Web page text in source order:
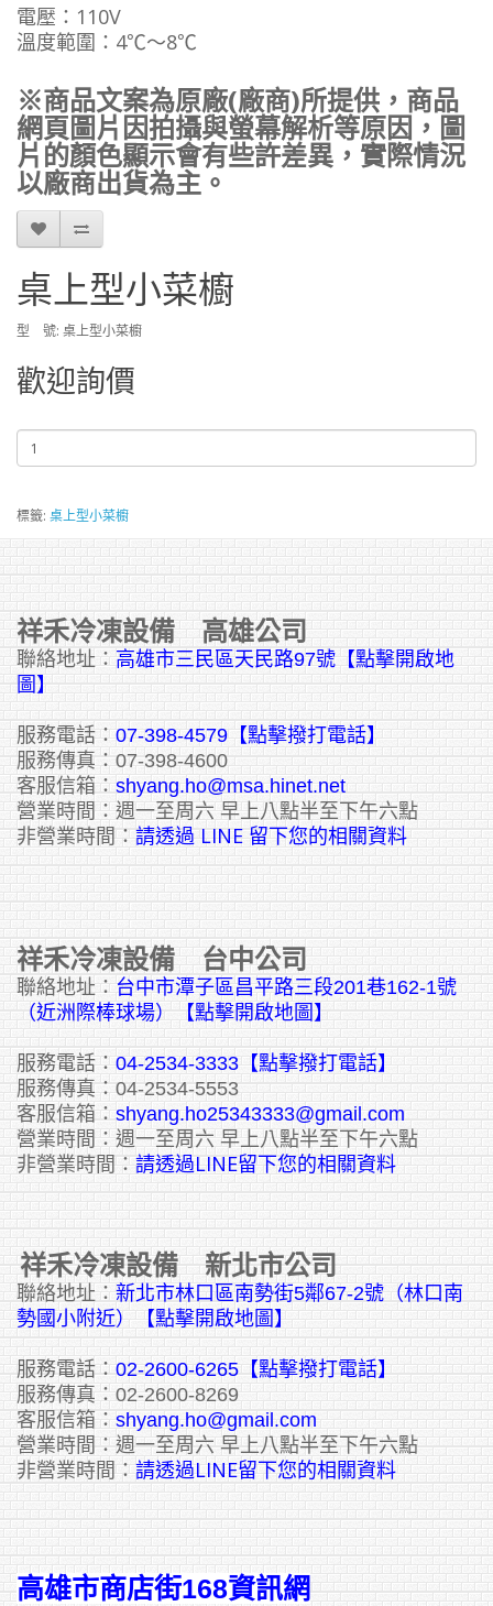
電壓：110V
溫度範圍：4℃～8℃
※商品文案為原廠(廠商)所提供，商品
網頁圖片因拍攝與螢幕解析等原因，圖
片的顏色顯示會有些許差異，實際情況
以廠商出貨為主。
桌上型小菜櫥
型 號: 桌上型小菜櫥
歡迎詢價
標籤: 桌上型小菜櫥
祥禾冷凍設備 高雄公司
聯絡地址： 高雄市三民區天民路97號【點擊開啟地
圖】
服務電話： 07-398-4579【點擊撥打電話】
服務傳真：07-398-4600
客服信箱： shyang.ho@msa.hinet.net
營業時間：週一至周六 早上八點半至下午六點
非營業時間： 請透過 LINE 留下您的相關資料
祥禾冷凍設備 台中公司
聯絡地址： 台中市潭子區昌平路三段201巷162-1號
（近洲際棒球場）【點擊開啟地圖】
服務電話： 04-2534-3333 【點擊撥打電話】
服務傳真：04-2534-5553
客服信箱： shyang.ho25343333@gmail.com
營業時間：週一至周六 早上八點半至下午六點
非營業時間： 請透過LINE留下您的相關資料
祥禾冷凍設備 新北市公司
聯絡地址： 新北市林口區南勢街5鄰67-2號（林口南
勢國小附近）【點擊開啟地圖】
服務電話： 02-2600-6265 【點擊撥打電話】
服務傳真：02-2600-8269
客服信箱： shyang.ho@gmail.com
營業時間：週一至周六 早上八點半至下午六點
非營業時間： 請透過LINE留下您的相關資料
高雄市商店街168資訊網